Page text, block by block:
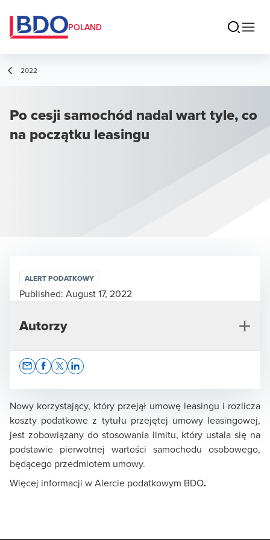
POLAND
2022
Po cesji samochód nadal wart tyle, co
na początku leasingu
Nowy korzystający, który przejął umowę leasingu i rozlicza
koszty podatkowe z tytułu przejętej umowy leasingowej,
jest zobowiązany do stosowania limitu, który ustala się na
podstawie pierwotnej wartości samochodu osobowego,
będącego przedmiotem umowy.
Więcej informacji w Alercie podatkowym BDO.
ALERT PODATKOWY
Published: August 17, 2022
Autorzy
Rafał Kowalski
Partner Zarządzający Działem Doradztwa
Podatkowego, doradca podatkowy, prokurent